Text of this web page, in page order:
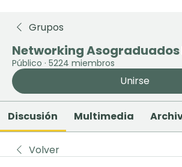
Grupos
Networking
Público · 5224 miembros
Unirse
Discusión Multimedia
Volver